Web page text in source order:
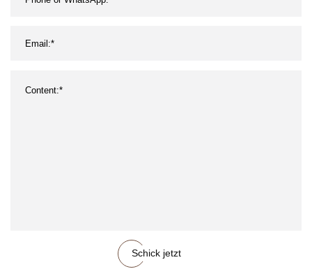
Schick jetzt